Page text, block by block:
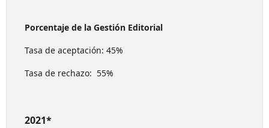
Porcentaje de la Gestión Editorial
Tasa de aceptación: 45%
Tasa de rechazo: 55%
2021*